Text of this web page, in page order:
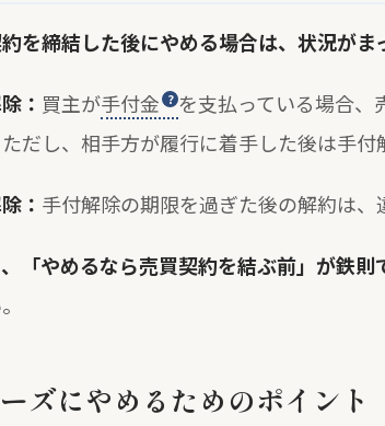
を締結した後にやめる場合は、状況がま
： 買主が手付金
を支払っている場合、
だし、相手方が履行に着手した後は手付
： 手付解除の期限を過ぎた後の解約は
「やめるなら売買契約を結ぶ前」が鉄則
ズにやめるためのポイント